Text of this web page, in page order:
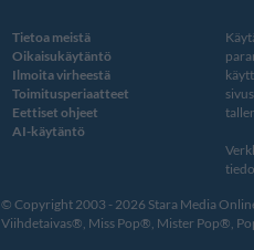
Tietoa meistä
Oikaisukäytäntö
Ilmoita virheestä
Toimitusperiaatteet
Eettiset ohjeet
AI-käytäntö
© Copyright 2003 - 2026 Stara Media
Viihdetaivas®, Miss Pop®, Mister Pop®,